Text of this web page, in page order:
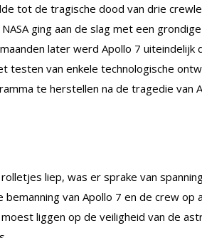
tot de tragische dood van drie
ging aan de slag met een
later werd Apollo 7 uiteindelijk
testen van enkele technologische
te herstellen na de tragedie van
liep, was er sprake van
van Apollo 7 en de crew op
liggen op de veiligheid van de